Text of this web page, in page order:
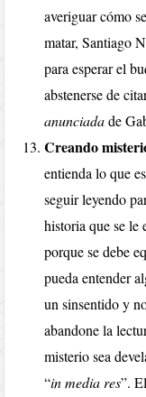
averiguar cómo
matar, Santiago
para esperar el
abstenerse de
anunciadade
Creando
entienda lo que
seguir leyendo
historia que se le
porque se debe
pueda entender
un sinsentido y
abandone la
misterio sea
“in media res”.